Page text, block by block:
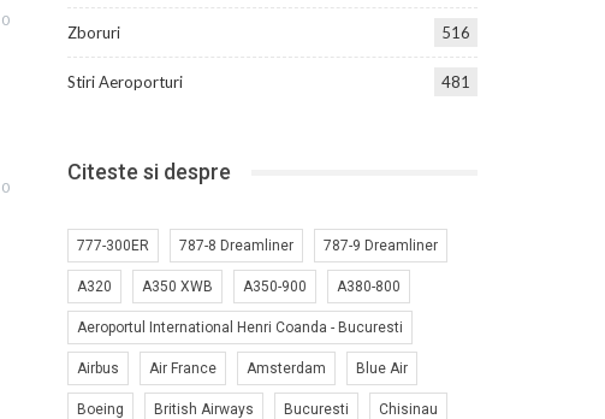
0
0
Zboruri 516
Stiri Aeroporturi 481
Citeste si despre
777-300ER 787-8 Dreamliner 787-9 Dreamliner
A320 A350 XWB A350-900 A380-800
Aeroportul International Henri Coanda - Bucuresti
Airbus Air France Amsterdam Blue Air
Boeing British Airways Bucuresti Chisinau